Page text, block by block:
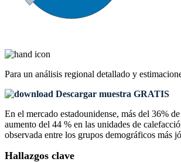
Para un análisis regional detallado y
Descargar muestra GRATIS
En el mercado estadounidense, más del 36%
aumento del 44 % en las unidades de
observada entre los grupos demográficos más
Hallazgos clave